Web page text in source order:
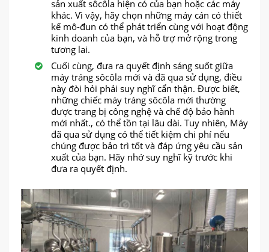
sản xuất sôcôla hiện có của bạn hoặc các máy
khác. Vì vậy, hãy chọn những máy cán có thiết
kế mô-đun có thể phát triển cùng với hoạt động
kinh doanh của bạn, và hỗ trợ mở rộng trong
tương lai.
Cuối cùng, đưa ra quyết định sáng suốt giữa
máy tráng sôcôla mới và đã qua sử dụng, điều
này đòi hỏi phải suy nghĩ cẩn thận. Được biết,
những chiếc máy tráng sôcôla mới thường
được trang bị công nghệ và chế độ bảo hành
mới nhất., có thể tồn tại lâu dài. Tuy nhiên, Máy
đã qua sử dụng có thể tiết kiệm chi phí nếu
chúng được bảo trì tốt và đáp ứng yêu cầu sản
xuất của bạn. Hãy nhớ suy nghĩ kỹ trước khi
đưa ra quyết định.